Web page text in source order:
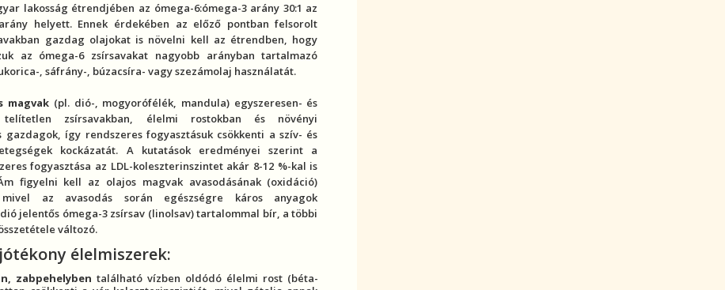
lakosság étrendjében az ómega-6:ómega-3 arány 30:1 az
helyett. Ennek érdekében az előző pontban felsorolt
gazdag olajokat is növelni kell az étrendben, hogy
az ómega-6 zsírsavakat nagyobb arányban tartalmazó
, sáfrány-, búzacsíra- vagy szezámolaj használatát.
magvak (pl. dió-, mogyorófélék, mandula) egyszeresen- és
telítetlen zsírsavakban, élelmi rostokban és növényi
gazdagok, így rendszeres fogyasztásuk csökkenti aszív- és
ek kockázatát. A kutatások eredményei szerint a
fogyasztása az LDL-koleszterinszintet akár 8-12 %-kal is
figyelni kell az olajos magvak avasodásának (oxidáció)
mivel az avasodás során egészségre káros anyagok
jelentős ómega-3 zsírsav (linolsav) tartalommal bír, a többi
változó.
élelmiszerek:
zabpehelyben található vízben oldódó élelmi rost(béta-